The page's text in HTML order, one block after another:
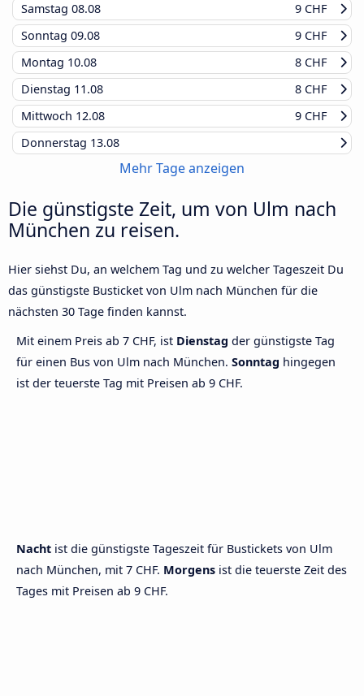
Samstag 08.08
9 CHF
Sonntag 09.08
9 CHF
Montag 10.08
8 CHF
Dienstag 11.08
8 CHF
Mittwoch 12.08
9 CHF
Donnerstag 13.08
Mehr Tage anzeigen
Die günstigste Zeit, um von Ulm nach
München zu reisen.
Hier siehst Du, an welchem Tag und zu welcher Tageszeit Du
das günstigste Busticket von Ulm nach München für die
nächsten 30 Tage finden kannst.
Mit einem Preis ab 7 CHF, ist Dienstag der günstigste Tag
für einen Bus von Ulm nach München. Sonntag hingegen
ist der teuerste Tag mit Preisen ab 9 CHF.
Nacht ist die günstigste Tageszeit für Bustickets von Ulm
nach München, mit 7 CHF. Morgens ist die teuerste Zeit des
Tages mit Preisen ab 9 CHF.